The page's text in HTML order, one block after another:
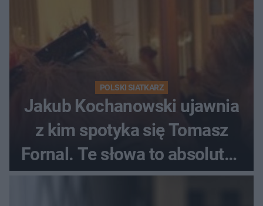
POLSKI SIATKARZ
Jakub Kochanowski ujawnia
z kim spotyka się Tomasz
Fornal. Te słowa to absolutny
hit